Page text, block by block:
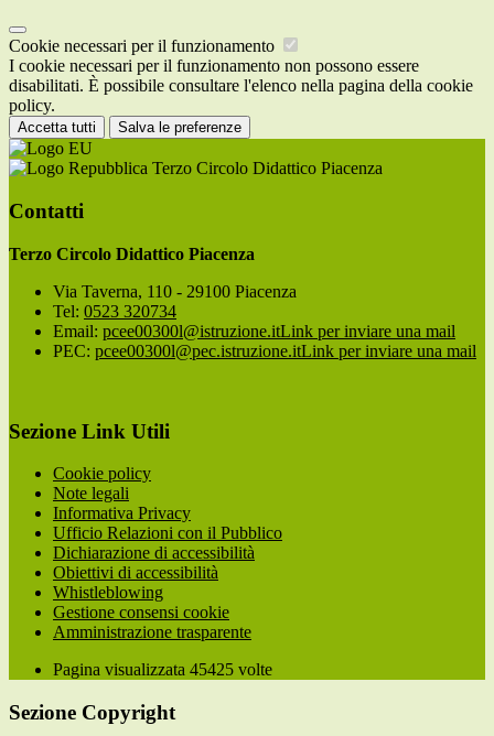
Cookie necessari per il funzionamento
I cookie necessari per il funzionamento non possono essere
disabilitati. È possibile consultare l'elenco nella pagina della cookie
policy.
Accetta tutti Salva le preferenze
Terzo Circolo Didattico Piacenza
Contatti
Terzo Circolo Didattico Piacenza
Via Taverna, 110 - 29100 Piacenza
Tel: 0523 320734
Email: pcee00300l@istruzione.itLink per inviare una mail
PEC: pcee00300l@pec.istruzione.itLink per inviare una mail
Sezione Link Utili
Cookie policy
Note legali
Informativa Privacy
Ufficio Relazioni con il Pubblico
Dichiarazione di accessibilità
Obiettivi di accessibilità
Whistleblowing
Gestione consensi cookie
Amministrazione trasparente
Pagina visualizzata 45425 volte
Sezione Copyright